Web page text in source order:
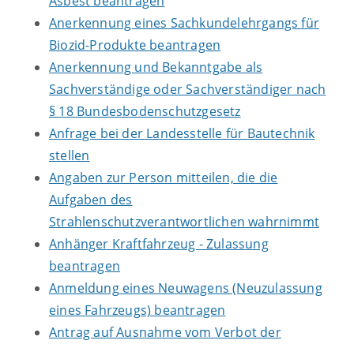
Anerkennung eines Sachkundelehrgangs für
Biozid-Produkte beantragen
Anerkennung und Bekanntgabe als
Sachverständige oder Sachverständiger nach
§ 18 Bundesbodenschutzgesetz
Anfrage bei der Landesstelle für Bautechnik
stellen
Angaben zur Person mitteilen, die die
Aufgaben des
Strahlenschutzverantwortlichen wahrnimmt
Anhänger Kraftfahrzeug - Zulassung
beantragen
Anmeldung eines Neuwagens (Neuzulassung
eines Fahrzeugs) beantragen
Antrag auf Ausnahme vom Verbot der